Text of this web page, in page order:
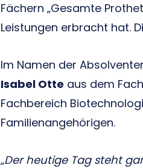
Fächern „Gesamte
Leistungen erbracht hat.
Im Namen der
Isabel Otte aus dem
Fachbereich
Familienangehörigen.
„Der heutige Tag steht